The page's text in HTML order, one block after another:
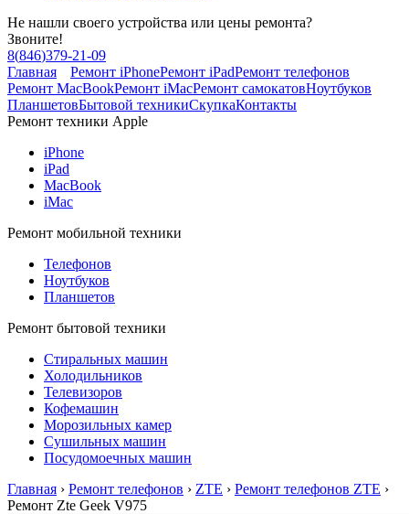
Не нашли своего устройства или цены ремонта?
Звоните!
8(846)379-21-09
Главная
Ремонт iPhoneРемонт iPadРемонт телефонов
Ремонт MacBookРемонт iMacРемонт самокатовНоутбуков
ПланшетовБытовой техникиСкупкаКонтакты
Ремонт техники Apple
iPhone
iPad
MacBook
iMac
Ремонт мобильной техники
Телефонов
Ноутбуков
Планшетов
Ремонт бытовой техники
Стиральных машин
Холодильников
Телевизоров
Кофемашин
Морозильных камер
Сушильных машин
Посудомоечных машин
Главная › Ремонт телефонов › ZTE › Ремонт телефонов ZTE ›
Ремонт Zte Geek V975